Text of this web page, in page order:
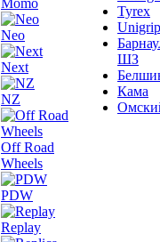
Momo
Neo
Next
NZ
Off Road
Wheels
PDW
Replay
Tyrex
Unigrip
ШЗ
Кама